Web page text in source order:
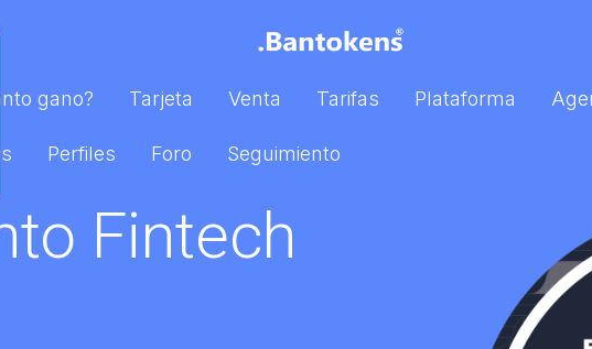
gano? Tarjeta Venta Tarifas Plataforma
Perfiles Foro Seguimiento
los